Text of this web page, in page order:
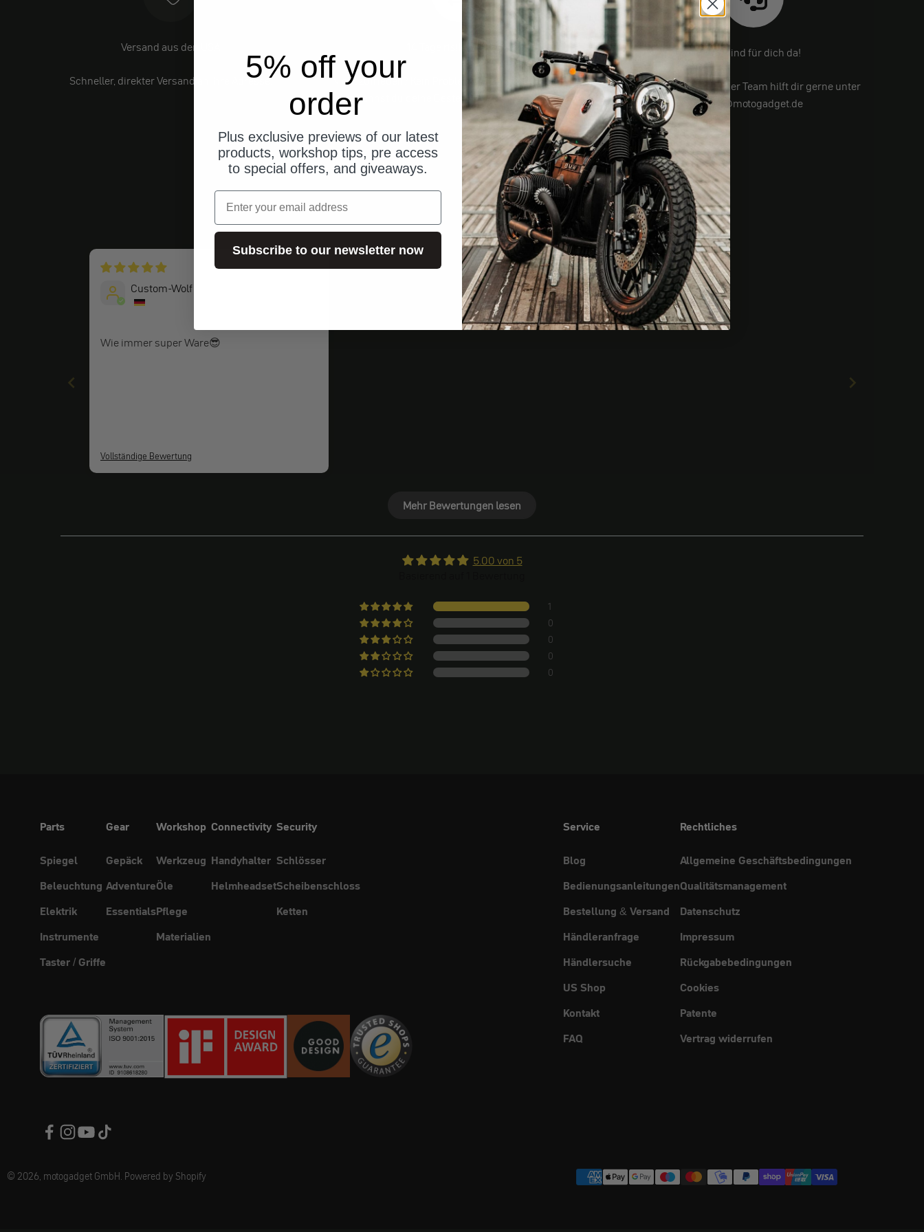
Versand aus den USA
Schneller, direkter Versand an Ihre Adresse.
14 Tage risikofrei testen
Nicht zufrieden? Kein Problem! Wenn du nicht zufrieden
bist, kannst du deine Bestellung an uns zurücksenden.
Wir sind für dich da!
Noch Fragen? Unser Team hilft dir gerne unter
info@motogadget.de
Kundenbewertungen
Custom-Wolf
Wie immer super Ware😎
Vollständige Bewertung
Mehr Bewertungen lesen
5.00 von 5
1
0
0
0
0
Parts
Spiegel
Beleuchtung
Elektrik
Instrumente
Taster / Griffe
Gear
Gepäck
Adventure
Essentials
Workshop
Werkzeug
Öle
Pflege
Materialien
Connectivity
Handyhalter
Helmheadset
Security
Schlösser
Scheibenschloss
Ketten
Service
Blog
Bedienungsanleitungen
Bestellung & Versand
Händleranfrage
Händlersuche
US Shop
Kontakt
FAQ
Rechtliches
Allgemeine Geschäftsbedingungen
Qualitätsmanagement
Datenschutz
Impressum
Rückgabebedingungen
Cookies
Patente
Vertrag widerrufen
© 2026, motogadget GmbH. Powered by Shopify
5% off your
order
Plus exclusive previews of our latest
products, workshop tips, pre access
to special offers, and giveaways.
Email
Subscribe to our newsletter now